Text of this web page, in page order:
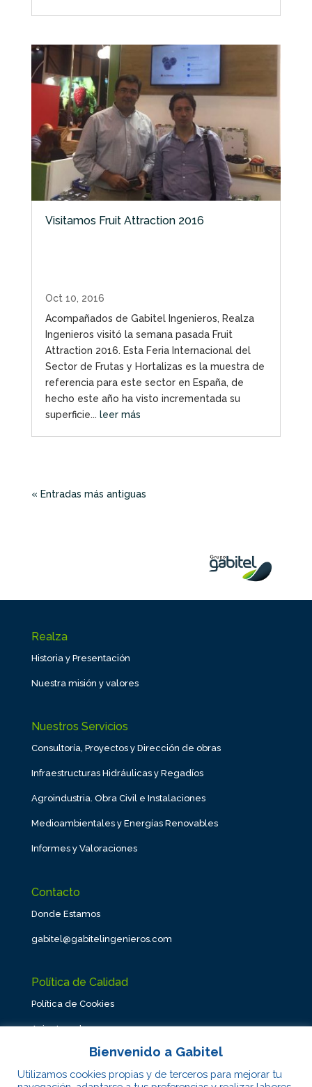
Visitamos Fruit Attraction 2016
Oct 10, 2016
Acompañados de Gabitel Ingenieros, Realza
Ingenieros visitó la semana pasada Fruit
Attraction 2016. Esta Feria Internacional del
Sector de Frutas y Hortalizas es la muestra de
referencia para este sector en España, de
hecho este año ha visto incrementada su
superficie... leer más
« Entradas más antiguas
Realza
Historia y Presentación
Nuestra misión y valores
Nuestros Servicios
Consultoría, Proyectos y Dirección de obras
Infraestructuras Hidráulicas y Regadíos
Agroindustria. Obra Civil e Instalaciones
Medioambientales y Energías Renovables
Informes y Valoraciones
Contacto
Donde Estamos
gabitel@gabitelingenieros.com
Política de Calidad
Política de Cookies
Aviso Legal
Bienvenido a Gabitel
Utilizamos cookies propias y de terceros para mejorar tu